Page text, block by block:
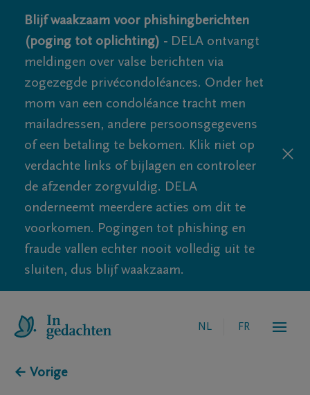
Blijf waakzaam voor phishingberichten
(poging tot oplichting) - DELA ontvangt
meldingen over valse berichten via
zogezegde privécondoléances. Onder het
mom van een condoléance tracht men
mailadressen, andere persoonsgegevens
of een betaling te bekomen. Klik niet op
verdachte links of bijlagen en controleer
de afzender zorgvuldig. DELA
onderneemt meerdere acties om dit te
voorkomen. Pogingen tot phishing en
fraude vallen echter nooit volledig uit te
sluiten, dus blijf waakzaam.
NL FR
← Vorige